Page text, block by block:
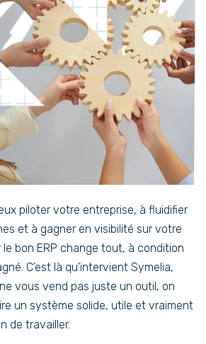
piloter votre entreprise, à fluidifier
et à gagner en visibilité sur votre
bon ERP change tout, à condition
C’est là qu’intervient Symelia,
vous vend pas juste un outil, on
un système solide, utile et vraiment
de travailler.